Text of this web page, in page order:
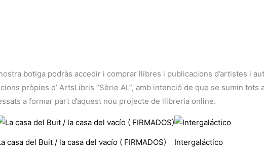
botiga podràs accedir i comprar llibres i publicacions d’artistes i
pròpies d’ ArtsLibris “Sèrie AL”, amb intenció de que se sumin
a formar part d’aquest nou projecte de llibreria online.
casa del Buit / la casa del vacío ( FIRMADOS) Intergaláctico